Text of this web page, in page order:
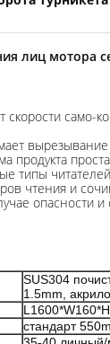
лиц мотора
скорости
продукта
типы
чтения и
опасности
SUS304
1.5mm,
стандарт